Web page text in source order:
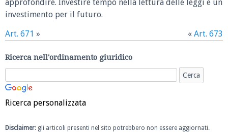
approfondire. Investire tempo nella lettura delle leggi è un
investimento per il futuro.
Art. 671 » « Art. 673
Ricerca nell'ordinamento giuridico
Ricerca personalizzata
Disclaimer: gli articoli presenti nel sito potrebbero non essere aggiornati.